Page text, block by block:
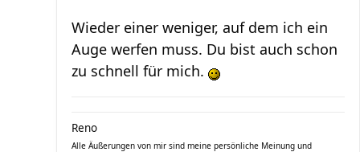
Wieder einer weniger, auf dem ich ein
Auge werfen muss. Du bist auch schon
zu schnell für mich.
Reno
Alle Äußerungen von mir sind meine persönliche Meinung und